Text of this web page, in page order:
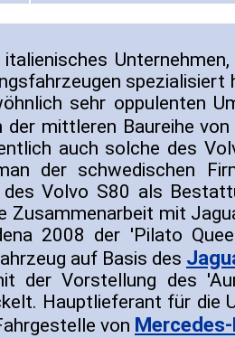
spezialisiert
sehr oppulenten
der mittleren Baureihe
auch solche des
der schwedischen
des Volvo S80 als
Zusammenarbeit mit
2008 der 'Pilato
auf Basis des
der Vorstellung des
Hauptlieferant für die
von